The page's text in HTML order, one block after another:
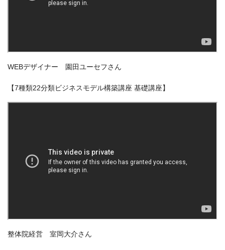
WEBデザイナー 園田ユーセフさん
【7種類22分類ビジネスモデル構築講座 基礎講座】
整体院経営 室岡大介さん